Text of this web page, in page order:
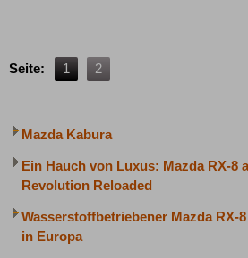
Seite: 1 2
Mazda Kabura
Ein Hauch von Luxus: Mazda RX-8
Revolution Reloaded
Wasserstoffbetriebener Mazda RX-
in Europa